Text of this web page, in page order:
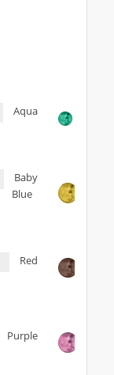
Aqua
Baby
Blue
Red
Purple